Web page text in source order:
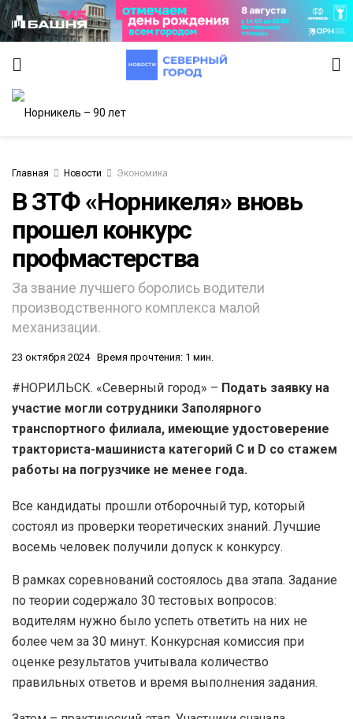
Главная Новости Экономика
В ЗТФ «Норникеля» вновь
прошел конкурс
профмастерства
За звание лучшего боролись водители
производственного комплекса малой
механизации.
23 октября 2024 Время прочтения: 1 мин.
#НОРИЛЬСК. «Северный город» – Подать заявку на
участие могли сотрудники Заполярного
транспортного филиала, имеющие удостоверение
тракториста-машиниста категорий C и D со стажем
работы на погрузчике не менее года.
Все кандидаты прошли отборочный тур, который
состоял из проверки теоретических знаний. Лучшие
восемь человек получили допуск к конкурсу.
В рамках соревнований состоялось два этапа. Задание
по теории содержало 30 тестовых вопросов:
водителям нужно было успеть ответить на них не
более чем за 30 минут. Конкурсная комиссия при
оценке результатов учитывала количество
правильных ответов и время выполнения задания.